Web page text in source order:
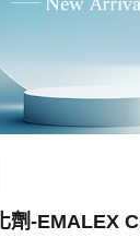
4日，北中南